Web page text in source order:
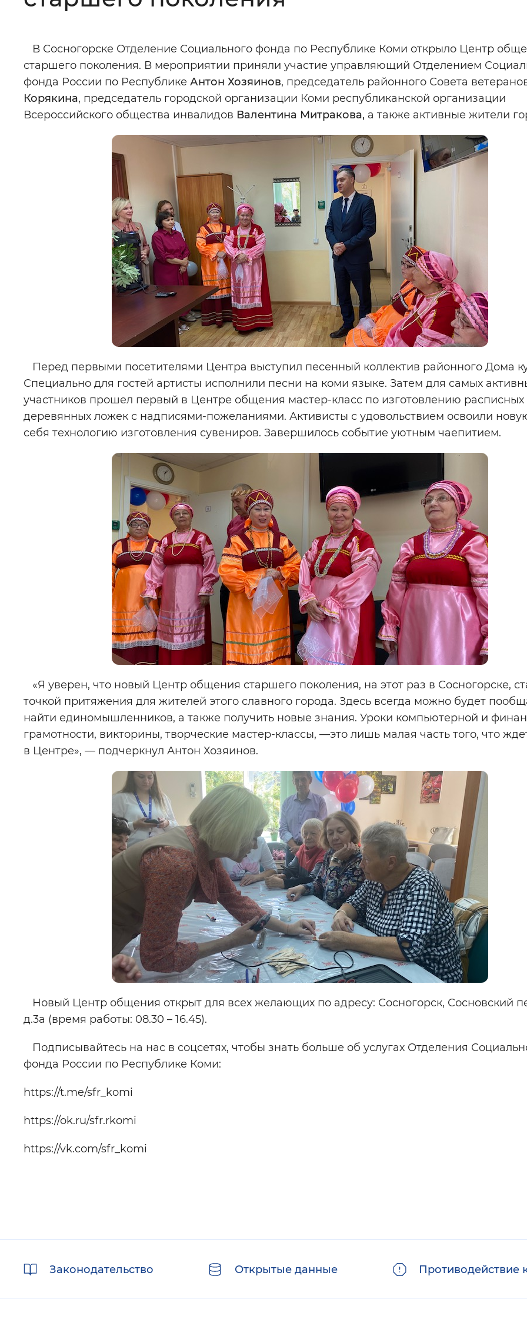
Изображения: Включены Выключены
Звуковой ассистент Воспроизвести Остановить Повторить
Вернуть стандартные настройки
В Сосногорске Отделение Социального фонда по Республике Коми открыло Центр
старшего поколения. В мероприятии приняли участие управляющий Отделением
фонда России по Республике Антон Хозяинов, председатель районного Совета
Корякина, председатель городской организации Коми республиканской организации
Всероссийского общества инвалидов Валентина Митракова, а также активные жители
Перед первыми посетителями Центра выступил песенный коллектив районного Дома
Специально для гостей артисты исполнили песни на коми языке. Затем для самых
участников прошел первый в Центре общения мастер-класс по изготовлению расписных
деревянных ложек с надписями-пожеланиями. Активисты с удовольствием освоили
себя технологию изготовления сувениров. Завершилось событие уютным чаепитием.
«Я уверен, что новый Центр общения старшего поколения, на этот раз в Сосногорске,
точкой притяжения для жителей этого славного города. Здесь всегда можно будет
найти единомышленников, а также получить новые знания. Уроки компьютерной и
грамотности, викторины, творческие мастер-классы, —это лишь малая часть того, что
в Центре», — подчеркнул Антон Хозяинов.
Новый Центр общения открыт для всех желающих по адресу: Сосногорск, Сосновский
д.3а (время работы: 08.30 – 16.45).
Подписывайтесь на нас в соцсетях, чтобы знать больше об услугах Отделения
фонда России по Республике Коми:
https://t.me/sfr_komi
https://ok.ru/sfr.rkomi
https://vk.com/sfr_komi
ссылкиЗаконодательство Открытые данные Противодействие